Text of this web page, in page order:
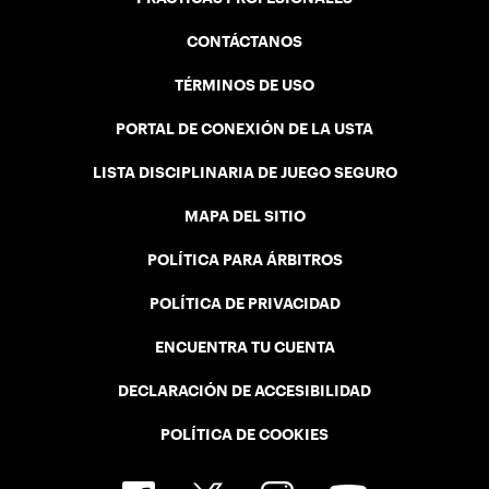
CONTÁCTANOS
TÉRMINOS DE USO
PORTAL DE CONEXIÓN DE LA USTA
LISTA DISCIPLINARIA DE JUEGO SEGURO
MAPA DEL SITIO
POLÍTICA PARA ÁRBITROS
POLÍTICA DE PRIVACIDAD
ENCUENTRA TU CUENTA
DECLARACIÓN DE ACCESIBILIDAD
POLÍTICA DE COOKIES